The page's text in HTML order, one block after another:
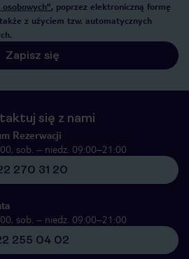
, poprzez elektroniczną formę
z użyciem tzw. automatycznych
Zapisz się
się z nami
Rezerwacji
sob. – niedz. 09:00–21:00
270 31 20
sob. – niedz. 09:00–21:00
255 04 02